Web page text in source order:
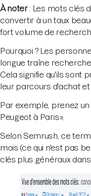
À noter: Les mots clés
convertir à un taux
fort volume de
Pourquoi ? Les
longue traîne
Cela signifie qu'ils sont
leur parcours d'achat
Par exemple, prenez
Peugeot à Paris ».
Selon Semrush, ce
mois (ce qui n'est pas
clés plus généraux